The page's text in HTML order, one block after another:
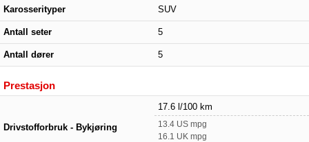
Karosserityper SUV
Antall seter 5
Antall dører 5
Prestasjon
Drivstofforbruk - Bykjøring
17.6 l/100 km
13.4 US mpg
16.1 UK mpg